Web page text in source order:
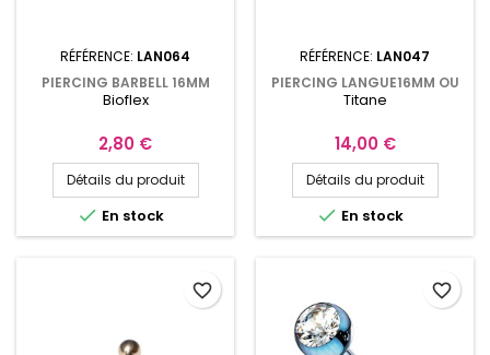
RÉFÉRENCE: LAN064
PIERCING BARBELL 16MM
BIOFLEX BOULES
Bioflex
Prix
2,80 €
Détails du produit
 En stock
RÉFÉRENCE: LAN047
PIERCING LANGUE16MM OU
19MM EN TITANE AVEC
Titane
Prix
14,00 €
Détails du produit
 En stock
favorite_border favorite_border